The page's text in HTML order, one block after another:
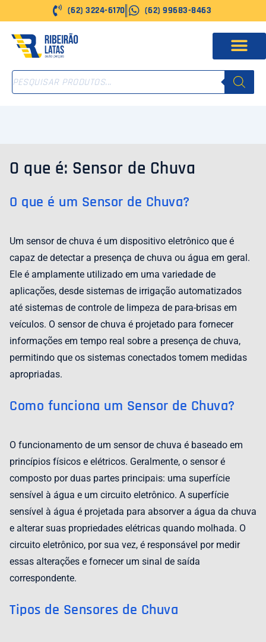
para
conteúdo
(62) 3224-6170 (62) 99683-8463
PESQUISAR
PRODUTOS
O que é: Sensor de Chuva
O que é um Sensor de Chuva?
Um sensor de chuva é um dispositivo eletrônico que é
capaz de detectar a presença de chuva ou água em geral.
Ele é amplamente utilizado em uma variedade de
aplicações, desde sistemas de irrigação automatizados
até sistemas de controle de limpeza de para-brisas em
veículos. O sensor de chuva é projetado para fornecer
informações em tempo real sobre a presença de chuva,
permitindo que os sistemas conectados tomem medidas
apropriadas.
Como funciona um Sensor de Chuva?
O funcionamento de um sensor de chuva é baseado em
princípios físicos e elétricos. Geralmente, o sensor é
composto por duas partes principais: uma superfície
sensível à água e um circuito eletrônico. A superfície
sensível à água é projetada para absorver a água da chuva
e alterar suas propriedades elétricas quando molhada. O
circuito eletrônico, por sua vez, é responsável por medir
essas alterações e fornecer um sinal de saída
correspondente.
Tipos de Sensores de Chuva